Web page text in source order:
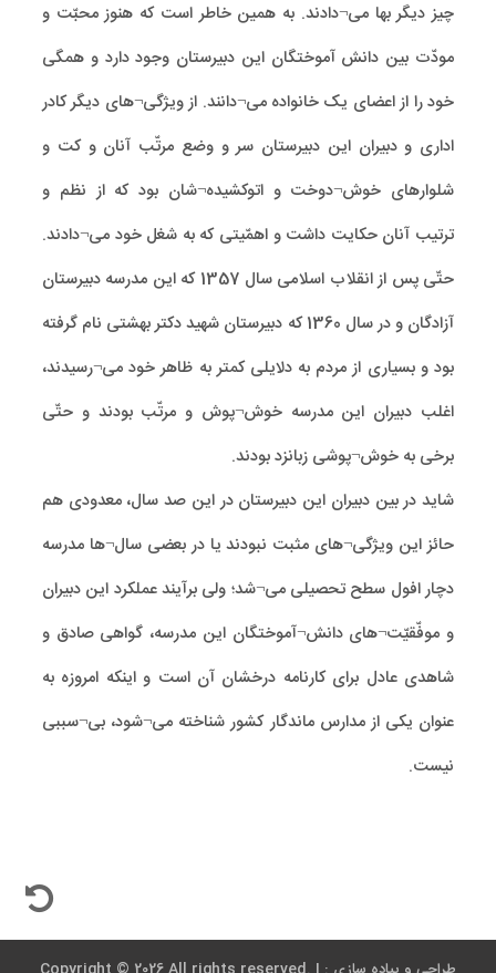
چیز دیگر بها می¬دادند. به همین خاطر است که هنوز محبّت و
مودّت بین دانش آموختگان این دبیرستان وجود دارد و همگی
خود را از اعضای یک خانواده می¬دانند. از ویژگی¬های دیگر کادر
اداری و دبیران این دبیرستان سر و وضع مرتّب آنان و کت و
شلوارهای خوش¬دوخت و اتوکشیده¬شان بود که از نظم و
ترتیب آنان حکایت داشت و اهمّیتی که به شغل خود می¬دادند.
حتّی پس از انقلاب اسلامی سال 1357 که این مدرسه دبیرستان
آزادگان و در سال 1360 که دبیرستان شهید دکتر بهشتی نام گرفته
بود و بسیاری از مردم به دلایلی کمتر به ظاهر خود می¬رسیدند،
اغلب دبیران این مدرسه خوش¬پوش و مرتّب بودند و حتّی
برخی به خوش¬پوشی زبانزد بودند.
شاید در بین دبیران این دبیرستان در این صد سال، معدودی هم
حائز این ویژگی¬های مثبت نبودند یا در بعضی سال¬ها مدرسه
دچار افول سطح تحصیلی می¬شد؛ ولی برآیند عملکرد این دبیران
و موفّقیّت¬های دانش¬آموختگان این مدرسه، گواهی صادق و
شاهدی عادل برای کارنامه درخشان آن است و اینکه امروزه به
عنوان یکی از مدارس ماندگار کشور شناخته می¬شود، بی¬سببی
نیست.